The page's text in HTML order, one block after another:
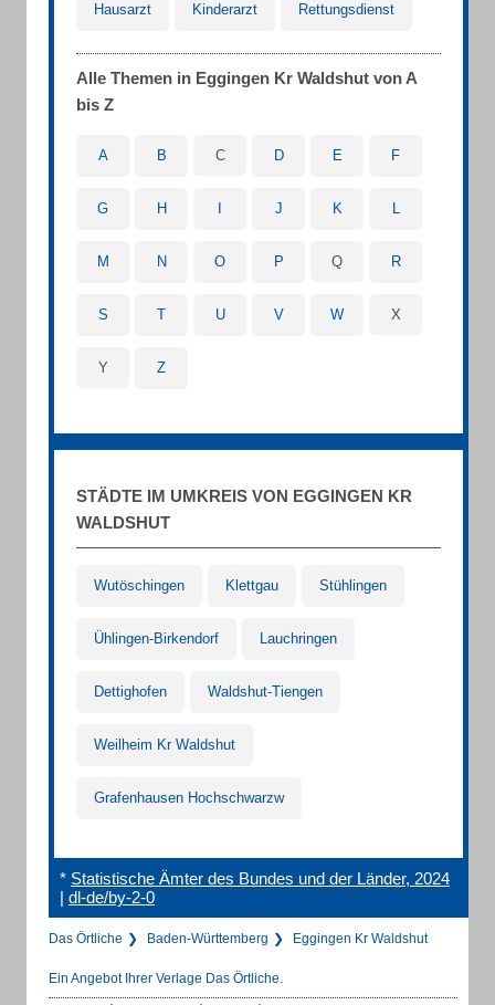
Hausarzt Kinderarzt Rettungsdienst
Alle Themen in Eggingen Kr Waldshut von A
bis Z
A B C D E F
G H J K L
M N O P Q R
S T U V W X
Y Z
STÄDTE IM UMKREIS VON EGGINGEN KR
WALDSHUT
Wutöschingen Klettgau Stühlingen
Ühlingen-Birkendorf Lauchringen
Dettighofen Waldshut-Tiengen
Weilheim Kr Waldshut
Grafenhausen Hochschwarzw
* Statistische Ämter des Bundes und der Länder, 2024
| dl-de/by-2-0
Das Örtliche Baden-Württemberg Eggingen Kr Waldshut
Ein Angebot Ihrer Verlage Das Örtliche.